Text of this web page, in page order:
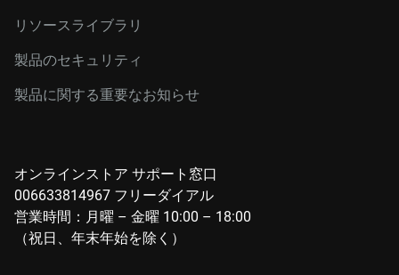
リソースライブラリ
製品のセキュリティ
製品に関する重要なお知らせ
オンラインストア サポート窓口
006633814967 フリーダイアル
営業時間：月曜 – 金曜 10:00 – 18:00
（祝日、年末年始を除く）